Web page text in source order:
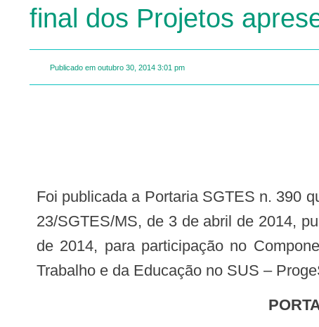
final dos Projetos
Publicado em outubro 30, 2014 3:01 pm
Foi publicada a Portaria SGTES n. 390 que homologa o resultado final dos Projetos apresentados nos termos do Edital n°
23/SGTES/MS, de 3 de abril de 2014,
de 2014, para participação no
Trabalho e da Educação no SUS –